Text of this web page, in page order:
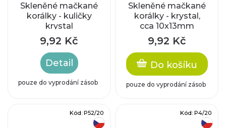
Skleněné mačkané
korálky - kuličky
krystal
9,92 Kč
Detail
pouze do vyprodání zásob
Skleněné mačkané
korálky - krystal,
cca 10x13mm
9,92 Kč
Do košíku
pouze do vyprodání zásob
Kód: P52/20 Kód: P4/20